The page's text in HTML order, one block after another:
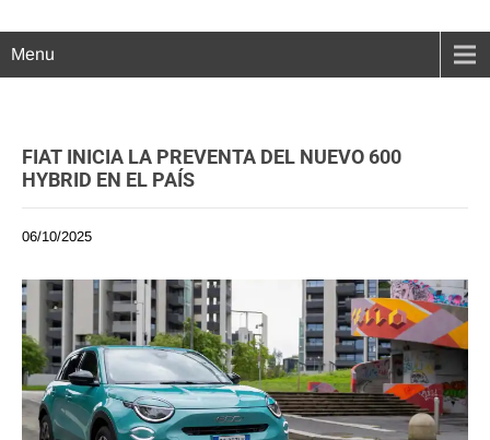
Menu
FIAT INICIA LA PREVENTA DEL NUEVO 600
HYBRID EN EL PAÍS
06/10/2025